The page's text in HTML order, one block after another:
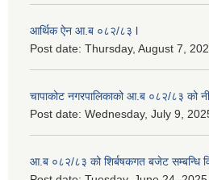
आर्थिक ऐन आ.ब ०८२/८३ l
Post date: Thursday, August 7,
चापाकोट नगरपालिकाको आ.ब ०८२/८३ को
Post date: Wednesday, July 9,
आ.ब ०८२/८३ को शिर्बषकगत बजेट सम्बन्धि